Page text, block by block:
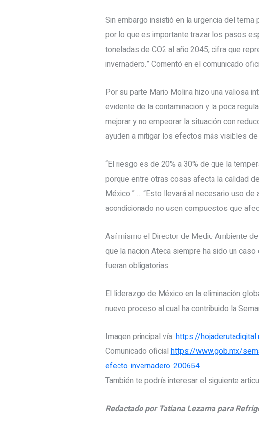
Sin embargo insistió en la urgencia del
por lo que es importante trazar los pasos
toneladas de CO2 al año 2045, cifra que
invernadero.” Comentó en el comunicado
Por su parte Mario Molina hizo una valiosa
evidente de la contaminación y la poca
mejorar y no empeorar la situación con
ayuden a mitigar los efectos más visibles
“El riesgo es de 20% a 30% de que la
porque entre otras cosas afecta la calidad
México.” … “Esto llevará al necesario uso
acondicionado no usen compuestos que
Así mismo el Director de Medio Ambiente
que la nacion Ateca siempre ha sido un
fueran obligatorias.
El liderazgo de México en la eliminación
nuevo proceso al cual ha contribuido la
Imagen principal vía:https://
Comunicado oficialhttps://www.gob.mx/
efecto-invernadero-200654
También te podría interesar el siguiente
Redactado por Tatiana Lezama para